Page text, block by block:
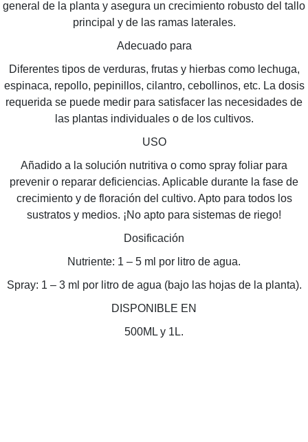
general de la planta y asegura un crecimiento robusto del tallo
principal y de las ramas laterales.
Adecuado para
Diferentes tipos de verduras, frutas y hierbas como lechuga,
espinaca, repollo, pepinillos, cilantro, cebollinos, etc. La dosis
requerida se puede medir para satisfacer las necesidades de
las plantas individuales o de los cultivos.
USO
Añadido a la solución nutritiva o como spray foliar para
prevenir o reparar deficiencias. Aplicable durante la fase de
crecimiento y de floración del cultivo. Apto para todos los
sustratos y medios. ¡No apto para sistemas de riego!
Dosificación
Nutriente: 1 – 5 ml por litro de agua.
Spray: 1 – 3 ml por litro de agua (bajo las hojas de la planta).
DISPONIBLE EN
500ML y 1L.